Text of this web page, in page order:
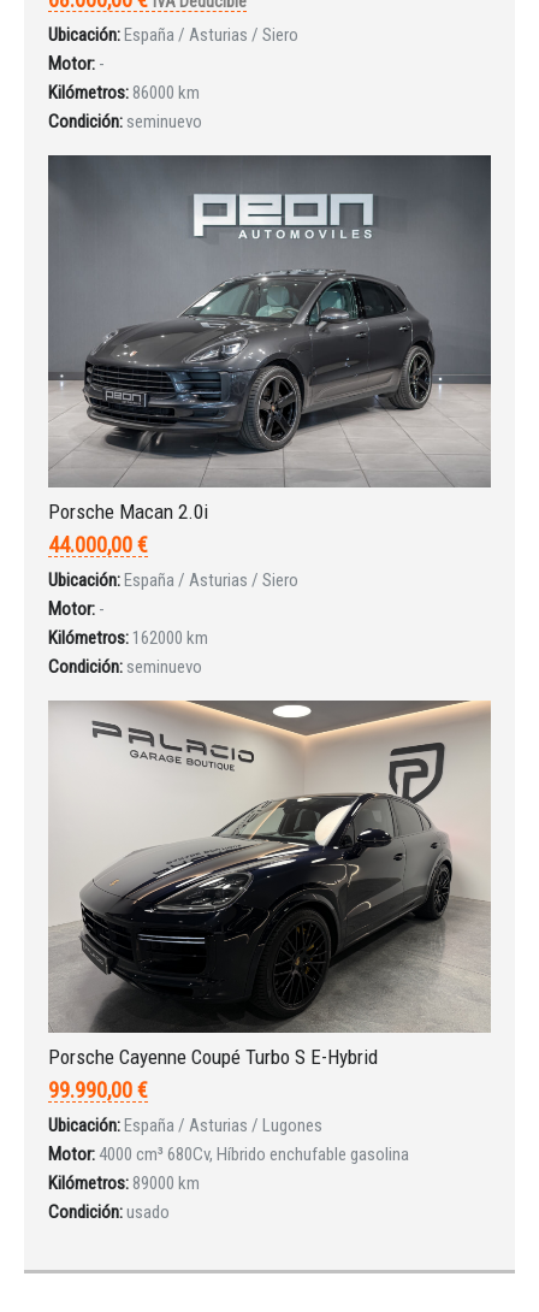
Iniciar sesión
INICIAR SESIÓN
¿Ha olvidado la contraseña?
Ubicación:España / Asturias / Siero
Motor: -
Kilómetros: 86000 km
Condición: seminuevo
Porsche Macan 2.0i
44.000,00 €
Ubicación:España / Asturias / Siero
Motor: -
Kilómetros: 162000 km
Condición: seminuevo
Porsche Cayenne Coupé Turbo S E-Hybrid
99.990,00 €
Ubicación:España / Asturias / Lugones
Motor:4000 cm³ 680Cv, Híbrido enchufable gasolina
Kilómetros: 89000 km
Condición:usado